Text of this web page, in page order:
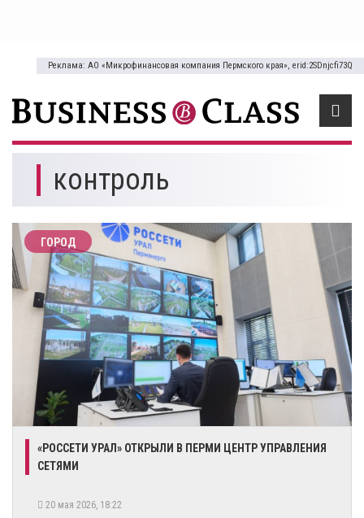
Реклама: АО «Микрофинансовая компания Пермского края», erid:2SDnjcfi73Q
контроль
ГОРОД
«РОССЕТИ УРАЛ» ОТКРЫЛИ В ПЕРМИ ЦЕНТР УПРАВЛЕНИЯ
СЕТЯМИ
20 мая 2026, 18:22